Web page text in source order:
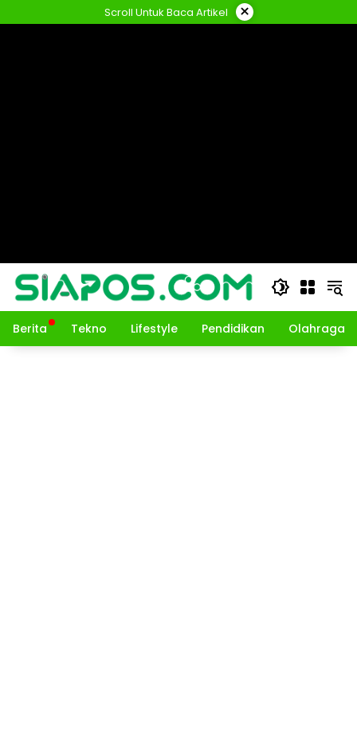
ke
Scroll Untuk Baca Artikel ×
Berita Tekno Lifestyle Pendidikan Olahraga